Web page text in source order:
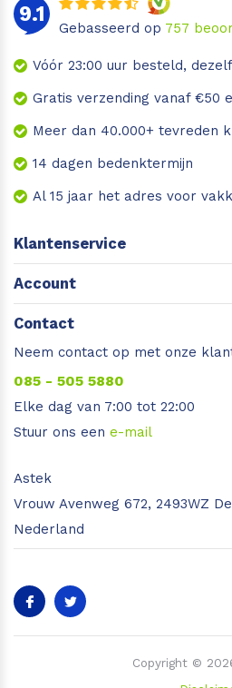
9.1
Gebasseerd op 757
Vóór 23:00 uur besteld,
Gratis verzending vanaf €50
Meer dan 40.000+ tevreden
14 dagen bedenktermijn
Al 15 jaar het adres voor
Klantenservice
Account
Contact
Neem contact op met onze
085 - 505 5880
Elke dag van 7:00 tot 22:00
Stuur ons een e-mail
Astek
Vrouw Avenweg 672, 2493WZ
Nederland
Copyright ©